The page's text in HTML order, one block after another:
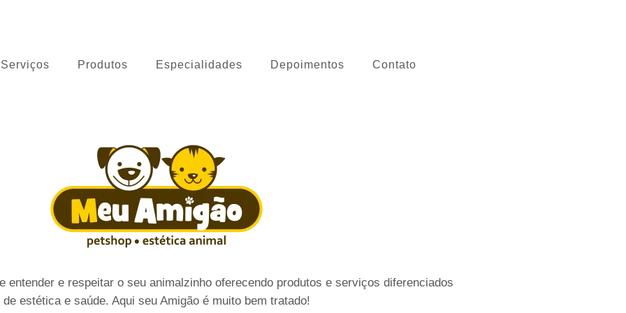
Serviços Produtos Especialidades Depoimentos Contato
entender e respeitar o seu animalzinho oferecendo produtos e serviços diferenciados
de estética e saúde. Aqui seu Amigão é muito bem tratado!